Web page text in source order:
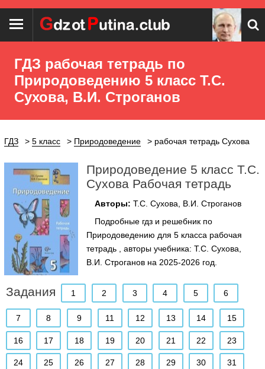
ГДЗ рабочая тетрадь по
Природоведению 5 класс Т.С.
Сухова, В.И. Строганов
ГДЗ 5 класс Природоведение рабочая тетрадь Сухова
Природоведение 5 класс Т.С.
Сухова Рабочая тетрадь
Авторы: Т.С. Сухова, В.И. Строганов
Подробные гдз и решебник по
Природоведению для 5 класса рабочая
тетрадь , авторы учебника: Т.С. Сухова,
В.И. Строганов на 2025-2026 год.
Задания 1 2 3 4 5 6
7 8 9 11 12 13 14 15
16 17 18 19 20 21 22 23
24 25 26 27 28 29 30 31